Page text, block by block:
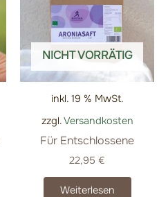
NICHT VORRÄTIG
inkl. 19 % MwSt.
zzgl.Versandkosten
Für Entschlossene
22,95 €
Weiterlesen